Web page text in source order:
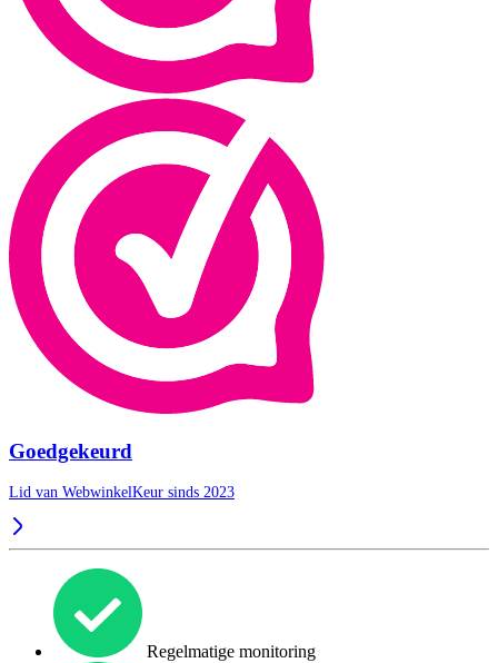
Goedgekeurd
Lid van WebwinkelKeur sinds 2023
Regelmatige monitoring